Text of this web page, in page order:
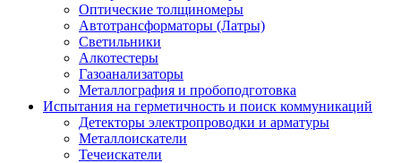
Оптические толщиномеры
Автотрансформаторы (Латры)
Светильники
Алкотестеры
Газоанализаторы
Металлография и пробоподготовка
Испытания на герметичность и поиск коммуникаций
Детекторы электропроводки и арматуры
Металлоискатели
Течеискатели